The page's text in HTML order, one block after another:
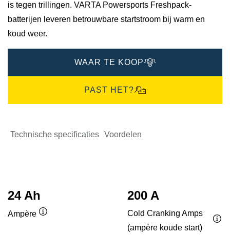
is tegen trillingen. VARTA Powersports Freshpack-
batterijen leveren betrouwbare startstroom bij warm en
koud weer.
WAAR TE KOOP
PAST HET?
Technische specificaties Voordelen
24 Ah
Ampère
200 A
Cold Cranking Amps
(ampère koude start)